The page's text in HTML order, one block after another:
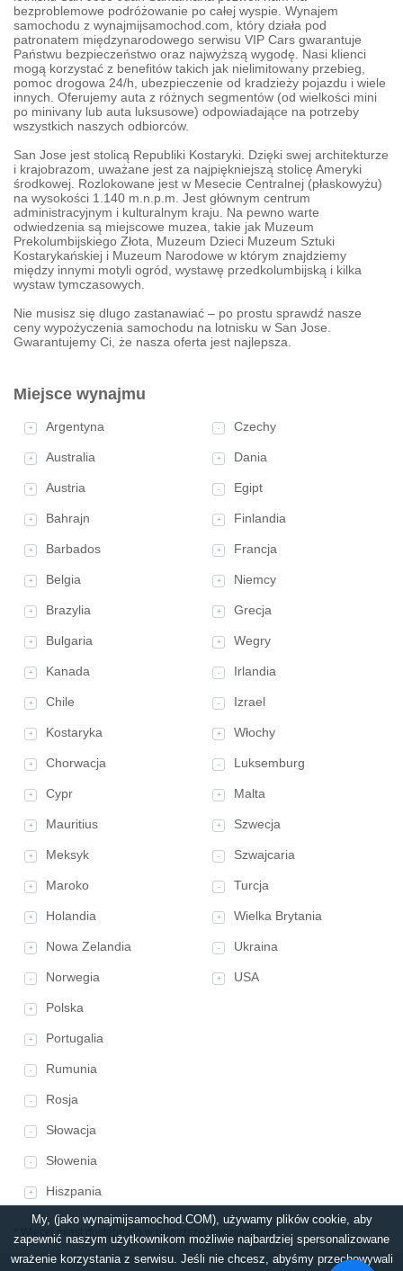
bezproblemowe podróżowanie po całej wyspie. Wynajem
samochodu z wynajmijsamochod.com, który działa pod
patronatem międzynarodowego serwisu VIP Cars gwarantuje
Państwu bezpieczeństwo oraz najwyższą wygodę. Nasi klienci
mogą korzystać z benefitów takich jak nielimitowany przebieg,
pomoc drogowa 24/h, ubezpieczenie od kradzieży pojazdu i wiele
innych. Oferujemy auta z różnych segmentów (od wielkości mini
po minivany lub auta luksusowe) odpowiadające na potrzeby
wszystkich naszych odbiorców.
San Jose jest stolicą Republiki Kostaryki. Dzięki swej architekturze
i krajobrazom, uważane jest za najpiękniejszą stolicę Ameryki
środkowej. Rozlokowane jest w Mesecie Centralnej (płaskowyżu)
na wysokości 1.140 m.n.p.m. Jest głównym centrum
administracyjnym i kulturalnym kraju. Na pewno warte
odwiedzenia są miejscowe muzea, takie jak Muzeum
Prekolumbijskiego Złota, Muzeum Dzieci Muzeum Sztuki
Kostarykańskiej i Muzeum Narodowe w którym znajdziemy
między innymi motyli ogród, wystawę przedkolumbijską i kilka
wystaw tymczasowych.
Nie musisz się dlugo zastanawiać – po prostu sprawdź nasze
ceny wypożyczenia samochodu na lotnisku w San Jose.
Gwarantujemy Ci, że nasza oferta jest najlepsza.
Miejsce wynajmu
+ Argentyna
+ Australia
+ Austria
+ Bahrajn
+ Barbados
+ Belgia
+ Brazylia
+ Bulgaria
+ Kanada
+ Chile
+ Kostaryka
+ Chorwacja
+ Cypr
- Czechy
+ Dania
- Egipt
+ Finlandia
+ Francja
+ Niemcy
+ Grecja
+ Wegry
- Irlandia
- Izrael
+ Włochy
- Luksemburg
+ Malta
+ Mauritius
+ Meksyk
+ Maroko
+ Holandia
+ Nowa Zelandia
- Norwegia
+ Polska
+ Portugalia
- Rumunia
- Rosja
- Słowacja
- Słowenia
+ Hiszpania
+ Szwecja
- Szwajcaria
- Turcja
+ Wielka Brytania
- Ukraina
+ USA
* Więcej miast dostępnych w powyższej wyszukiwarce
My, (jako wynajmijsamochod.COM), używamy plików cookie, aby
zapewnić naszym użytkownikom możliwie najbardziej spersonalizowane
wrażenie korzystania z serwisu. Jeśli nie chcesz, abyśmy przechowywali